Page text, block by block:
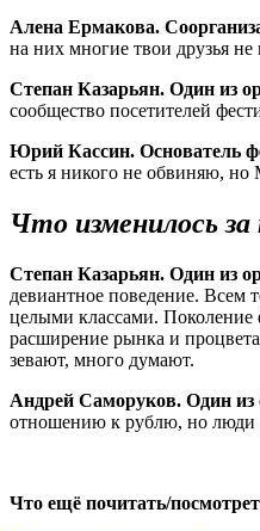
Алена Ермакова.
на них многие твои друзья не
Степан Казарьян. Один из
сообщество посетителей
Юрий Кассин. Основатель
есть я никого не обвиняю,
Что изменилось
Степан Казарьян. Один из
девиантное поведение. Всем
целыми классами. Поколение
расширение рынка и
зевают, много думают.
Андрей Саморуков. Один из
отношению к рублю, но люди
Что ещё почитать/